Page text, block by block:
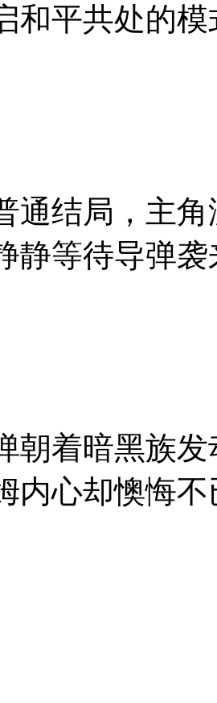
和平共处的
通结局，主
静等待导弹袭
朝着暗黑族
内心却懊悔